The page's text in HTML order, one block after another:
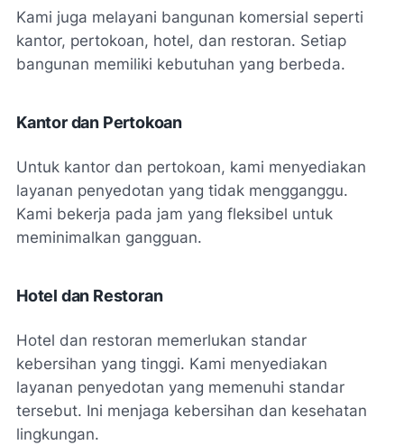
Kami juga melayani bangunan komersial seperti
kantor, pertokoan, hotel, dan restoran. Setiap
bangunan memiliki kebutuhan yang berbeda.
Kantor dan Pertokoan
Untuk kantor dan pertokoan, kami menyediakan
layanan penyedotan yang tidak mengganggu.
Kami bekerja pada jam yang fleksibel untuk
meminimalkan gangguan.
Hotel dan Restoran
Hotel dan restoran memerlukan standar
kebersihan yang tinggi. Kami menyediakan
layanan penyedotan yang memenuhi standar
tersebut. Ini menjaga kebersihan dan kesehatan
lingkungan.